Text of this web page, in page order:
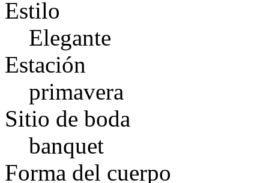
Estilo
Elegante
Estación
primavera
Sitio de boda
banquet
Forma del cuerpo